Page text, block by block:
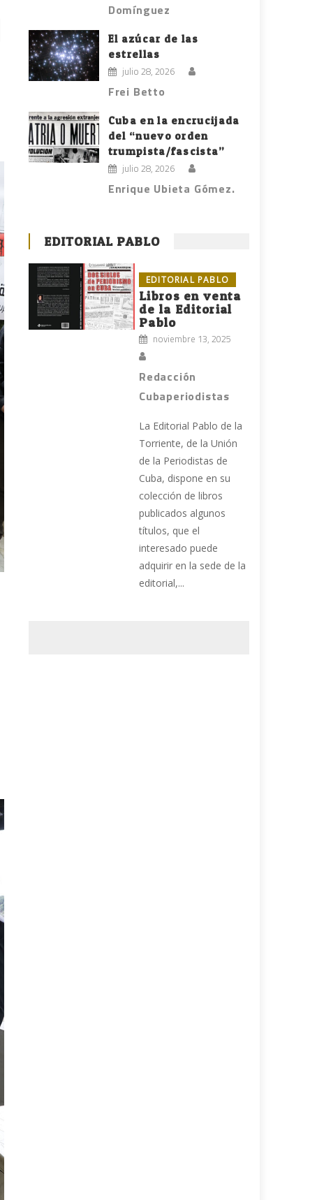
Domínguez
El azúcar de las
estrellas
julio 28, 2026
Frei Betto
Cuba en la encrucijada
del “nuevo orden
trumpista/fascista”
julio 28, 2026
Enrique Ubieta Gómez.
EDITORIAL PABLO
EDITORIAL PABLO
Libros en venta
de la Editorial
Pablo
noviembre 13, 2025
Redacción
Cubaperiodistas
La Editorial Pablo de la
Torriente, de la Unión
de la Periodistas de
Cuba, dispone en su
colección de libros
publicados algunos
títulos, que el
interesado puede
adquirir en la sede de la
editorial,...